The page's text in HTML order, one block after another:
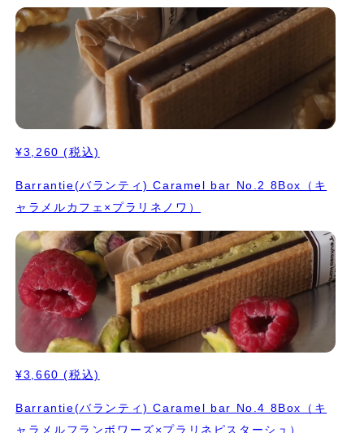
¥3,260 (税込)
Barrantie(バランティ) Caramel bar No.2 8Box（キ
ャラメルカフェ×プラリネノワ）
¥3,660 (税込)
Barrantie(バランティ) Caramel bar No.4 8Box（キ
ャラメルフランボワーズ×プラリネピスターシュ）